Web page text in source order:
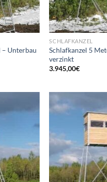
– Unterbau
SCHLAFKANZEL
Schlafkanzel 5
verzinkt
3.945,00€